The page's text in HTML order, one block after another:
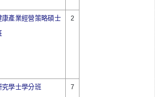
康產業經營策略碩士 2
究學士學分班 7